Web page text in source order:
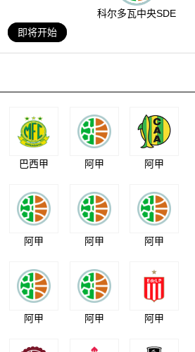
科尔多瓦中央SDE
即将开始
巴西甲 阿甲 阿甲
阿甲 阿甲 阿甲
阿甲 阿甲 阿甲